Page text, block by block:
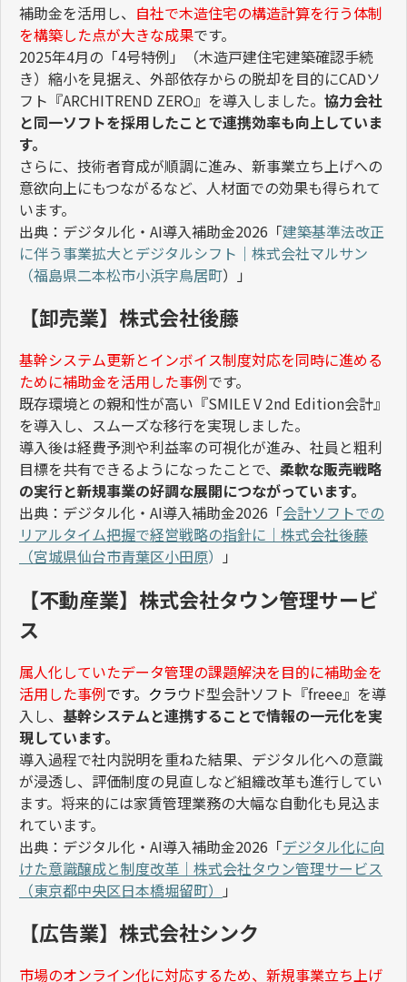
補助金を活用し、 自社で木造住宅の構造計算を行う体制
を構築した点が大きな成果です。
2025年4月の「4号特例」（木造戸建住宅建築確認手続
き）縮小を見据え、外部依存からの脱却を目的にCADソ
フト『ARCHITREND ZERO』を導入しました。 協力会社
と同一ソフトを採用したことで連携効率も向上していま
す。
さらに、技術者育成が順調に進み、新事業立ち上げへの
意欲向上にもつながるなど、人材面での効果も得られて
います。
出典：デジタル化・ AI導入補助金2026 「建築基準法改正
に伴う事業拡大とデジタルシフト｜株式会社マルサン
（福島県二本松市小浜字鳥居町）」
【卸売業】株式会社後藤
基幹システム更新とインボイス制度対応を同時に進める
ために補助金を活用した事例です。
既存環境との親和性が高い『SMILE V 2nd Edition会計』
を導入し、スムーズな移行を実現しました。
導入後は経費予測や利益率の可視化が進み、社員と粗利
目標を共有できるようになったことで、 柔軟な販売戦略
の実行と新規事業の好調な展開につながっています。
出典：デジタル化・ AI導入補助金2026 「会計ソフトでの
リアルタイム把握で経営戦略の指針に｜株式会社後藤
（宮城県仙台市青葉区小田原） 」
【不動産業】株式会社タウン管理サービ
ス
属人化していたデータ管理の課題解決を目的に補助金を
活用した事例です。クラウド型会計ソフト『freee』を導
入し、 基幹システムと連携することで情報の一元化を実
現しています。
導入過程で社内説明を重ねた結果、デジタル化への意識
が浸透し、評価制度の見直しなど組織改革も進行してい
ます。将来的には家賃管理業務の大幅な自動化も見込ま
れています。
出典：デジタル化・ AI導入補助金2026 「デジタル化に向
けた意識醸成と制度改革 ｜株式会社タウン管理サービス
（東京都中央区日本橋堀留町）
」
【広告業】株式会社シンク
市場のオンライン化に対応するため、新規事業立ち上げ